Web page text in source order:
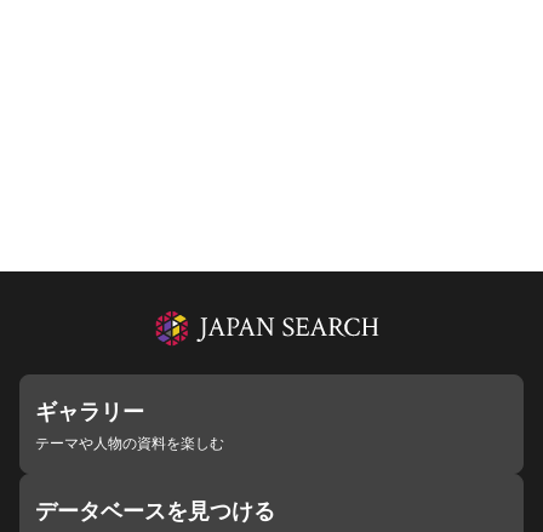
ギャラリー
テーマや人物の資料を楽しむ
データベースを見つける